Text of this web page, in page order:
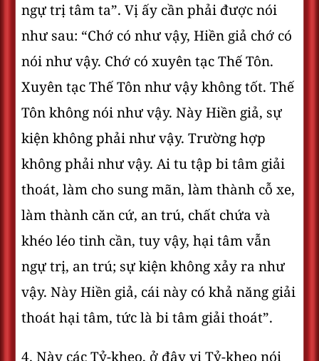
ngự trị tâm ta”. Vị ấy cần phải được nói
như sau: “Chớ có như vậy, Hiền giả chớ có
nói như vậy. Chớ có xuyên tạc Thế Tôn.
Xuyên tạc Thế Tôn như vậy không tốt. Thế
Tôn không nói như vậy. Này Hiền giả, sự
kiện không phải như vậy. Trường hợp
không phải như vậy. Ai tu tập bi tâm giải
thoát, làm cho sung mãn, làm thành cỗ xe,
làm thành căn cứ, an trú, chất chứa và
khéo léo tinh cần, tuy vậy, hại tâm vẫn
ngự trị, an trú; sự kiện không xảy ra như
vậy. Này Hiền giả, cái này có khả năng giải
thoát hại tâm, tức là bi tâm giải thoát”.